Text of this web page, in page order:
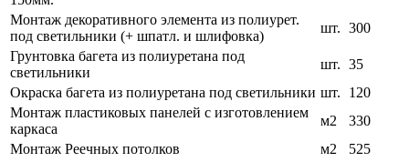
Монтаж декоративного элемента из полиурет.
под светильники (+ шпатл. и шлифовка)
шт. 300
Грунтовка багета из полиуретана под
светильники
шт. 35
Окраска багета из полиуретана под светильники шт.
120
Монтаж пластиковых панелей с изготовлением
каркаса
м2
330
Монтаж Реечных потолков
м2
525